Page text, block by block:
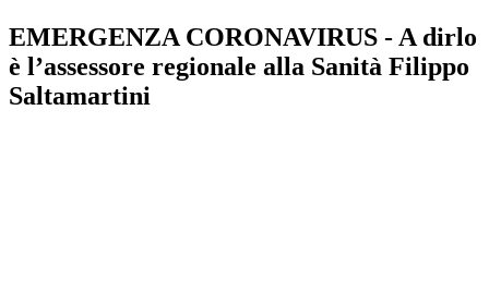
EMERGENZA CORONAVIRUS - A dirlo
è l’assessore regionale alla Sanità Filippo
Saltamartini